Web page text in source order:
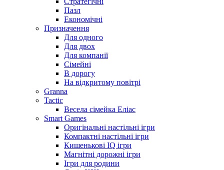
Пазл
Економічні
Призначення
Для одного
Для двох
Для компанії
Сімейні
В дорогу
На відкритому повітрі
Granna
Tactic
Весела сімейка Еліас
Smart Games
Оригінальні настільні ігри
Компактні настільні ігри
Кишенькові IQ ігри
Магнітні дорожні ігри
Ігри для родини